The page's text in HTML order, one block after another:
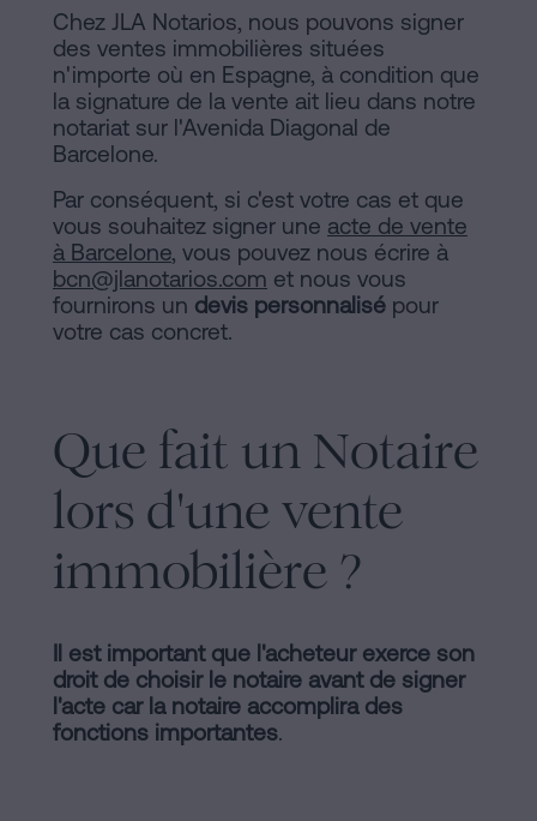
Chez JLA Notarios, nous pouvons signer
des ventes immobilières situées
n'importe où en Espagne, à condition que
la signature de la vente ait lieu dans notre
notariat sur l'Avenida Diagonal de
Barcelone.
Par conséquent, si c'est votre cas et que
vous souhaitez signer une acte de vente
à Barcelone, vous pouvez nous écrire à
bcn@jlanotarios.com et nous vous
fournirons un devis personnalisé pour
votre cas concret.
Que fait un Notaire
lors d'une vente
immobilière ?
Il est important que l'acheteur exerce son
droit de choisir le notaire avant de signer
l'acte car la notaire accomplira des
fonctions importantes.